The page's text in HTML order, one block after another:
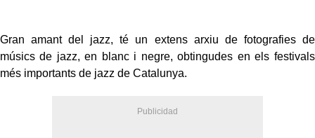
Gran amant del jazz, té un extens arxiu de fotografies de
músics de jazz, en blanc i negre, obtingudes en els festivals
més importants de jazz de Catalunya.